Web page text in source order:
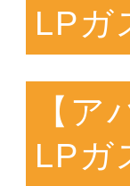
LPガ
【ア
LPガ